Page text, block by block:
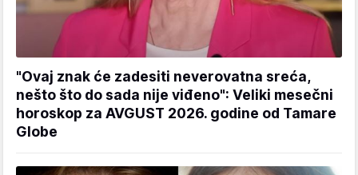
"Ovaj znak će zadesiti neverovatna sreća,
nešto što do sada nije viđeno": Veliki mesečni
horoskop za AVGUST 2026. godine od Tamare
Globe